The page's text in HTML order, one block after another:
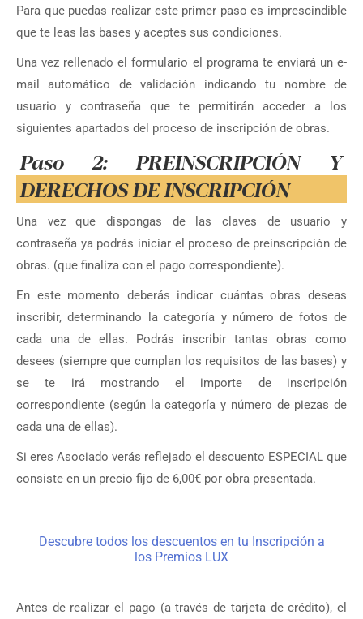
Para que puedas realizar este primer paso es imprescindible
que te leas las bases y aceptes sus condiciones.
Una vez rellenado el formulario el programa te enviará un e-
mail automático de validación indicando tu nombre de
usuario y contraseña que te permitirán acceder a los
siguientes apartados del proceso de inscripción de obras.
Paso 2: PREINSCRIPCIÓN Y
DERECHOS DE INSCRIPCIÓN
Una vez que dispongas de las claves de usuario y
contraseña ya podrás iniciar el proceso de preinscripción de
obras. (que finaliza con el pago correspondiente).
En este momento deberás indicar cuántas obras deseas
inscribir, determinando la categoría y número de fotos de
cada una de ellas. Podrás inscribir tantas obras como
desees (siempre que cumplan los requisitos de las bases) y
se te irá mostrando el importe de inscripción
correspondiente (según la categoría y número de piezas de
cada una de ellas).
Si eres Asociado verás reflejado el descuento ESPECIAL que
consiste en un precio fijo de 6,00€ por obra presentada.
Descubre todos los descuentos en tu Inscripción a
los Premios LUX
Antes de realizar el pago (a través de tarjeta de crédito), el